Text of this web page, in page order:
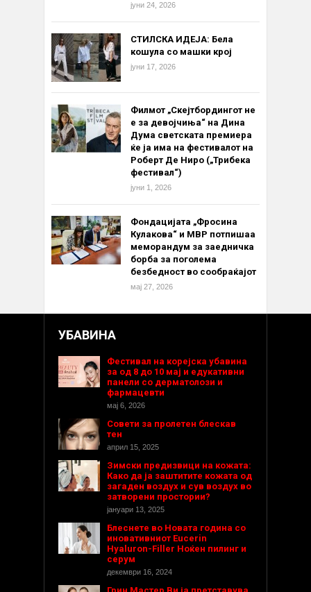
јуни 24, 2026
СТИЛСКА ИДЕЈА: Бела
кошула со машки крој
јуни 17, 2026
Филмот „Скејтбордингот не
е за девојчиња“ на Дина
Дума светската премиера
ќе ја има на фестивалот на
Роберт Де Ниро („Трибека
фестивал“)
јуни 1, 2026
Фондацијата „Фросина
Кулакова“ и МВР потпишаа
меморандум за заедничка
борба за поголема
безбедност во сообраќајот
мај 27, 2026
УБАВИНА
Фестивал на корејска убавина
за од 8 до 10 мај и едукативни
панели со дерматолози и
фармацевти
мај 6, 2026
Совети за пролетен блескав
тен
април 15, 2025
Зимски предизвици на кожата:
Како да ја заштитите кожата од
загаден воздух и сув воздух во
затворени простории?
јануари 13, 2025
Блеснете во Новата година со
иновативниот Eucerin
Hyaluron-Filler Ноќен пилинг и
серум
декември 16, 2024